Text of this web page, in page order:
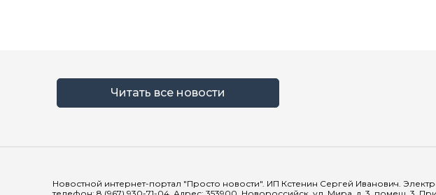
Читать все новости
Новостной интернет-портал "Просто новости". ИП Кстенин Сергей Иванович.